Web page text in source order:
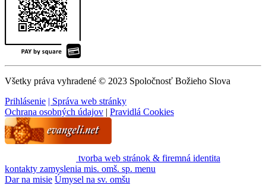
Všetky práva vyhradené © 2023 Spoločnosť Božieho Slova
Prihlásenie | Správa web stránky
Ochrana osobných údajov | Pravidlá Cookies
tvorba web stránok & firemná identita
kontakty zamyslenia mis. omš. sp. menu
Dar na misie Úmysel na sv. omšu